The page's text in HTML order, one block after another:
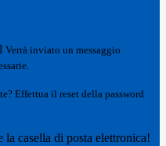
Verrà inviato un messaggio
Effettua il reset della password
casella di posta elettronica!